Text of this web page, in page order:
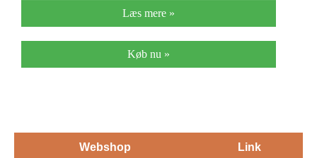
Læs mere »
Køb nu »
Webshop Link